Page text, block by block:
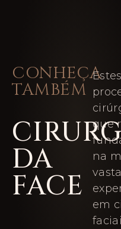
CONHEÇA
TAMBÉM
DA
FACE
que
na
vasta
em